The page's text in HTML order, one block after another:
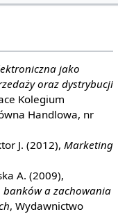
jako
oraz dystrybucji
Kolegium
Handlowa, nr
J. (2012),Marketing
A. (2009),
a zachowania
, Wydawnictwo